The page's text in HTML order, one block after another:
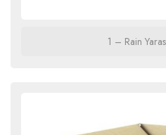
1 – Rain